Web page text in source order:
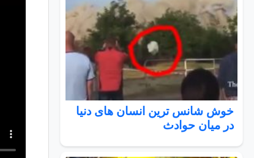
خوش شانس ترین انسان های دنیا
در میان حوادث